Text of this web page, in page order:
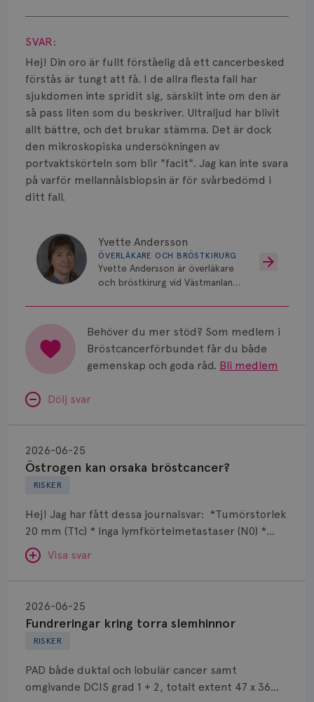
Visa svar
SVAR:
Hej! Din oro är fullt förståelig då ett cancerbesked
förstås är tungt att få. I de allra flesta fall har
sjukdomen inte spridit sig, särskilt inte om den är
så pass liten som du beskriver. Ultraljud har blivit
allt bättre, och det brukar stämma. Det är dock
den mikroskopiska undersökningen av
portvaktskörteln som blir "facit". Jag kan inte svara
på varför mellannålsbiopsin är för svårbedömd i
ditt fall.
Yvette Andersson
ÖVERLÄKARE OCH BRÖSTKIRURG
Yvette Andersson är överläkare
och bröstkirurg vid Västmanlands
Behöver du mer stöd? Som medlem i
Bröstcancerförbundet får du både
gemenskap och goda råd. Bli medlem
Dölj svar
RISKER
Östrogen kan orsaka bröstcancer?
2026-06-25
Hej! Jag har fått dessa journalsvar: *Tumörstorlek
20 mm (T1c) * Inga lymfkörtelmetastaser (N0) *
Grad 1 * Luminal A-lik * ER- och PR-positiv * HER2-
negativ * Ingen multifokalitet Det jag undrar är
varför man fortfarande ger östrogen som kan
hormonspiral mot klimakteriebesvär i 3 år.
Visa svar
SVAR:
Hej. Riskökningen för bröstcancer med tex
östrogen har genom åren varit väldigt
första 5 åren och när man ger östrogentillskott till
en kvinna som kommit in i klimakteriet bör man ge
orsaka
bröstcancer?
RISKER
Fundreringar kring torra slemhinnor
2026-06-25
PAD både duktal och lobulär cancer samt
omgivande DCIS grad 1 + 2, totalt extent 47 x 36
kring
torra
slemhinnor
Vätska